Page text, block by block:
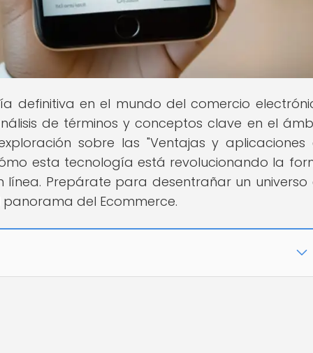
definitiva en el mundo del comercio
de términos y conceptos clave en el
sobre las "Ventajas y aplicaciones
esta tecnología está revolucionando la
Prepárate para desentrañar un universo
del Ecommerce.